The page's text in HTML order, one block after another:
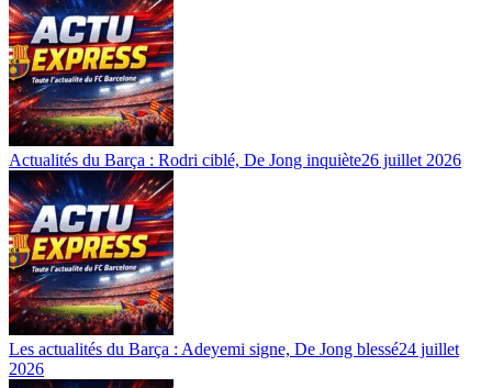
Actualités du Barça : Rodri ciblé, De Jong inquiète26 juillet 2026
Les actualités du Barça : Adeyemi signe, De Jong blessé24 juillet
2026